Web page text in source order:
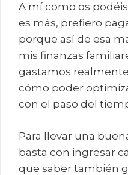
A mí como os
es más, prefiero
porque así de esa
mis finanzas
gastamos
cómo poder
con el paso del
Para llevar una
basta con ingresar
que saber también